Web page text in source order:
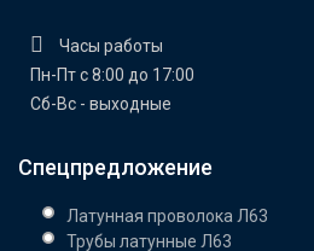
Часы работы
Пн-Пт с 8:00 до 17:00
Сб-Вс - выходные
Спецпредложение
Латунная проволока Л63
Трубы латунные Л63